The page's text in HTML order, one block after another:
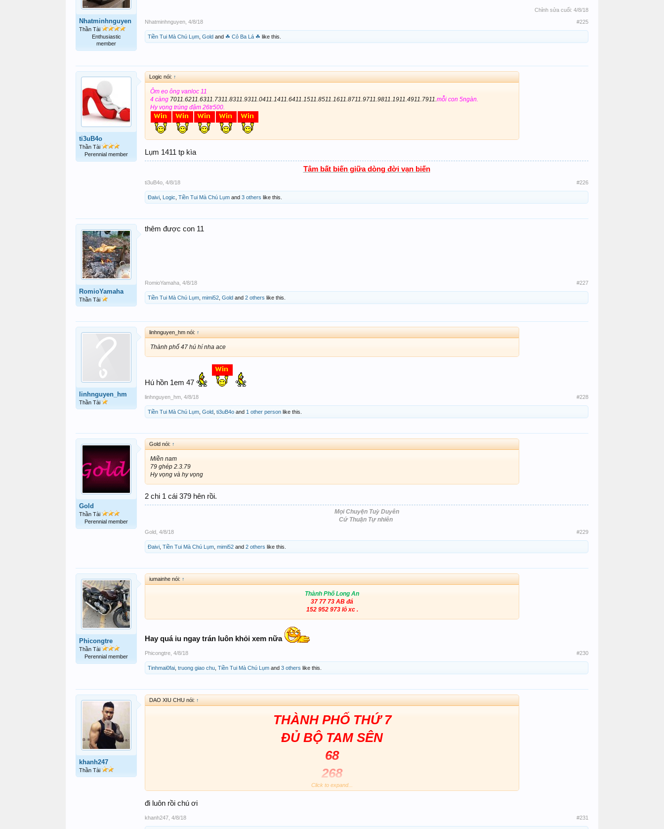
Nhatminhnguyen
Thần Tài
Enthusiastic
member
Chỉnh sửa cuối: 4/8/18
Nhatminhnguyen 4/8/18 #225
Tiền Tui Mà Chú Lụm Gold and ☘ Cỏ Ba Lá ☘ like this.
ti3uB4o
Thần Tài
Perennial member
Logic nói: ↑
Ôm eo ông vanloc 11
4 càng 7011.6211.6311.7311.8311.9311.0411.1411.6411.1511.8511.1611.8711.9711.9811.1911.4911.7911.mỗi con 5ngàn.
Hy vọng trúng đậm 26tr500.
Lụm 1411 tp kìa
Tâm bất biến giữa dòng đời vạn biến
ti3uB4o 4/8/18 #226
Đaivi Logic Tiền Tui Mà Chú Lụm and 3 others like this.
RomioYamaha
Thần Tài
thêm được con 11
RomioYamaha 4/8/18 #227
Tiền Tui Mà Chú Lụm mimi52 Gold and 2 others like this.
linhnguyen_hm
Thần Tài
linhnguyen_hm nói: ↑
Thành phố 47 hú hí nha ace
Hú hồn 1em 47
linhnguyen_hm 4/8/18 #228
Tiền Tui Mà Chú Lụm Gold ti3uB4o and 1 other person like this.
Gold
Thần Tài
Perennial member
Gold nói: ↑
Miền nam
79 ghép 2.3.79
Hy vọng và hy vọng
2 chi 1 cái 379 hên rồi.
Mọi Chuyện Tuỳ Duyên
Cứ Thuận Tự nhiên
Gold 4/8/18 #229
Đaivi Tiền Tui Mà Chú Lụm mimi52 and 2 others like this.
Phicongtre
Thần Tài
Perennial member
iumainhe nói: ↑
Thành Phố Long An
37 77 73 AB đá
152 952 973 lô xc .
Hay quá iu ngay trán luôn khỏi xem nữa
Phicongtre 4/8/18 #230
Tinhmai0fai truong giao chu Tiền Tui Mà Chú Lụm and 3 others like this.
khanh247
Thần Tài
DAO XIU CHU nói: ↑
THÀNH PHỐ THỨ 7
ĐỦ BỘ TAM SÊN
68
268
8268
Click to expand...
đi luôn rồi chú ơi
khanh247 4/8/18 #231